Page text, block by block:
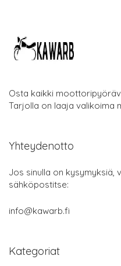
Osta kaikki
Tarjolla on laaja valikoima
Yhteydenotto
Jos sinulla on kysymyksiä,
sähköpostitse:
info@kawarb.fi
Kategoriat